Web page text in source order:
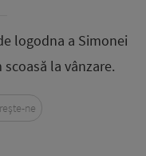
logodna a Simonei
la vânzare.
ne